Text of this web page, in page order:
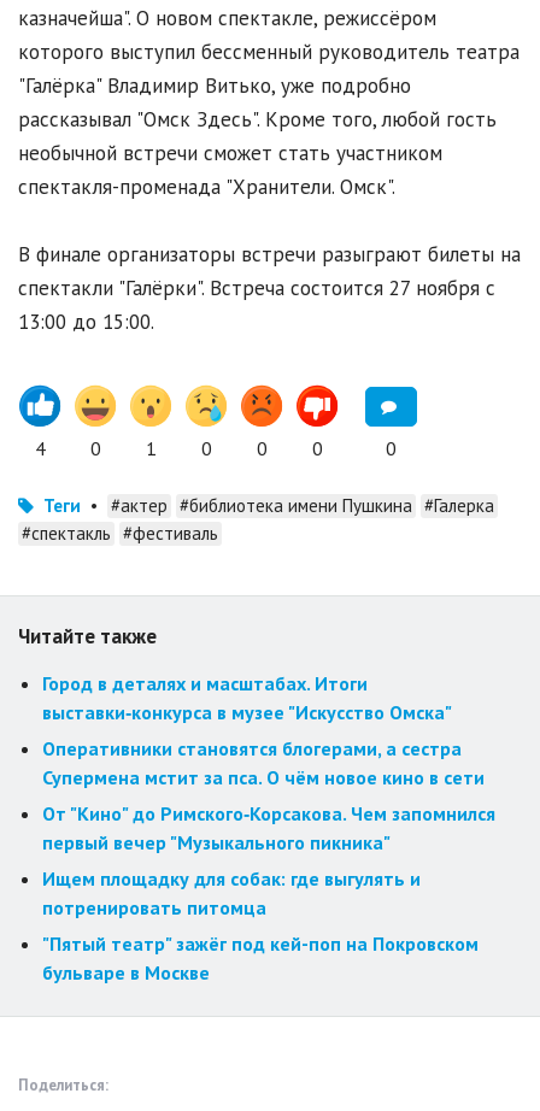
казначейша". О новом спектакле, режиссёром
которого выступил бессменный руководитель театра
"Галёрка" Владимир Витько, уже подробно
рассказывал "Омск Здесь". Кроме того, любой гость
необычной встречи сможет стать участником
спектакля-променада "Хранители. Омск".
В финале организаторы встречи разыграют билеты на
спектакли "Галёрки". Встреча состоится 27 ноября с
13:00 до 15:00.
4 0 1 0 0 0 0
Теги • #актер #библиотека имени Пушкина #Галерка
#спектакль #фестиваль
Читайте также
Город в деталях и масштабах. Итоги
выставки‑конкурса в музее "Искусство Омска"
Оперативники становятся блогерами, а сестра
Супермена мстит за пса. О чём новое кино в сети
От "Кино" до Римского‑Корсакова. Чем запомнился
первый вечер "Музыкального пикника"
Ищем площадку для собак: где выгулять и
потренировать питомца
"Пятый театр" зажёг под кей-поп на Покровском
бульваре в Москве
Поделиться: